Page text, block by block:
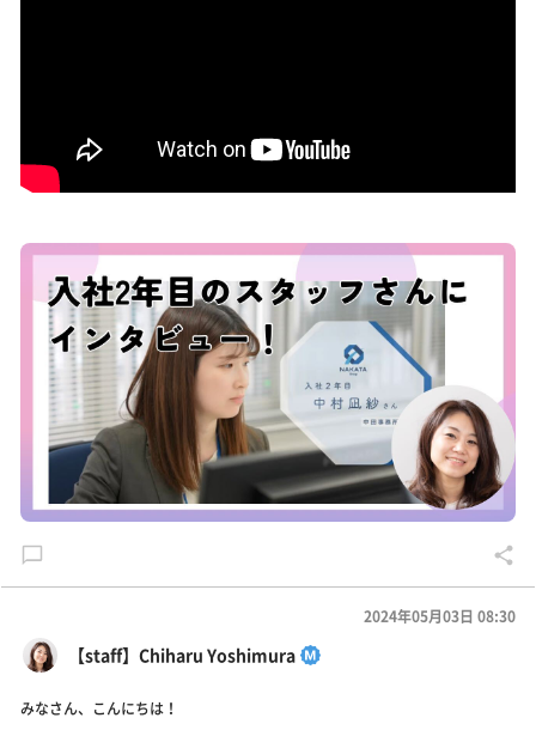
【staff】Chiharu Yoshimura
2024年05月03日 08:30
みなさん、こんにちは！